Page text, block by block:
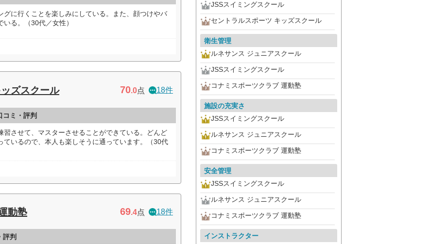
グに行くことを楽しみにしている。また、顔つけやバ
る。（30代／女性）
ズスクール 70.0点 18件
ミ・評判
習させて、マスターさせることができている。どんど
ているので、本人も楽しそうに通っています。（30代
動塾 69.4点 18件
評判
JSSスイミングスクール
セントラルスポーツ キッズスクール
衛生管理
ルネサンス ジュニアスクール
JSSスイミングスクール
コナミスポーツクラブ 運動塾
施設の充実さ
JSSスイミングスクール
ルネサンス ジュニアスクール
コナミスポーツクラブ 運動塾
安全管理
JSSスイミングスクール
ルネサンス ジュニアスクール
コナミスポーツクラブ 運動塾
インストラクター